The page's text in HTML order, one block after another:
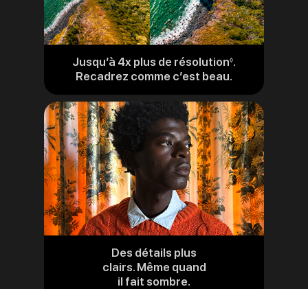
Jusqu’à 4x plus de résolution◊.
mentions
légales
Recadrez comme c’est beau.
Des détails plus
clairs. Même quand
il fait sombre.